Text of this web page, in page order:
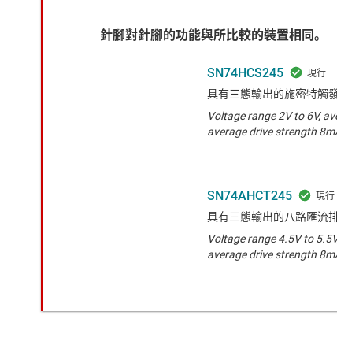
針腳對針腳的功能與所比較的裝置相同。
SN74HCS245
具有三態輸出的施密特觸
Voltage range 2V to 6V,
average drive strength
SN74AHCT245
具有三態輸出的八路匯流
Voltage range 4.5V to
average drive strength